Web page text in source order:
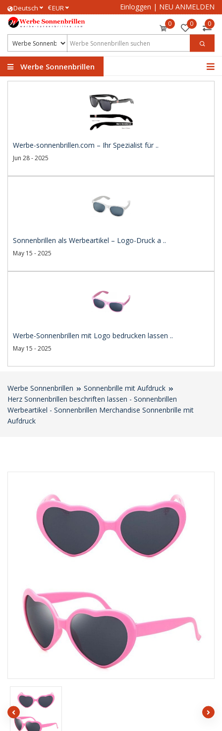
Deutsch €EUR Einloggen | NEU ANMELDEN
0 0 0
Werbe Sonnenbrillen
Werbe-sonnenbrillen.com – Ihr Spezialist für ..
Jun 28 - 2025
Sonnenbrillen als Werbeartikel – Logo-Druck a ..
May 15 - 2025
Werbe-Sonnenbrillen mit Logo bedrucken lassen ..
May 15 - 2025
Werbe Sonnenbrillen
Sonnenbrille mit Aufdruck
Herz Sonnenbrillen beschriften lassen - Sonnenbrillen
Werbeartikel - Sonnenbrillen Merchandise Sonnenbrille mit
Aufdruck